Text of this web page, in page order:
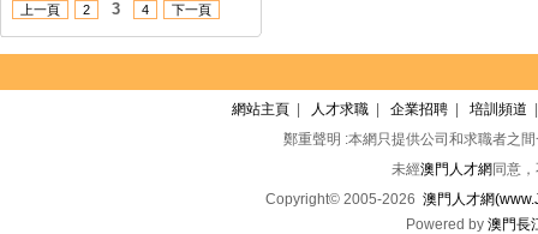
上一頁 2 3 4 下一頁
網站主頁 人才求職 企業招聘 培訓頻道
鄭重聲明 :本網只提供公司和求職者之
未經澳門人才網 同意
Copyright© 2005-2026 澳門人才網
Powered by 澳門長